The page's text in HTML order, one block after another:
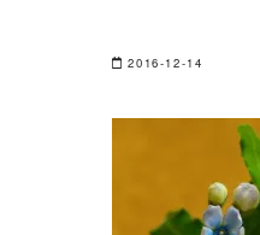
2016-12-14